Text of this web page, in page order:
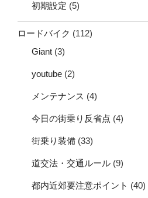
初期設定 (5)
ロードバイク (112)
Giant (3)
youtube (2)
メンテナンス (4)
今日の街乗り反省点 (4)
街乗り装備 (33)
道交法・交通ルール (9)
都内近郊要注意ポイント (40)